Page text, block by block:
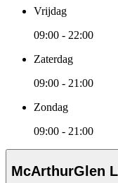
Vrijdag
09:00 - 22:00
Zaterdag
09:00 - 21:00
Zondag
09:00 - 21:00
McArthurGlen